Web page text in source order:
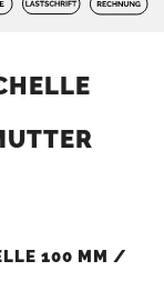
100 MM /